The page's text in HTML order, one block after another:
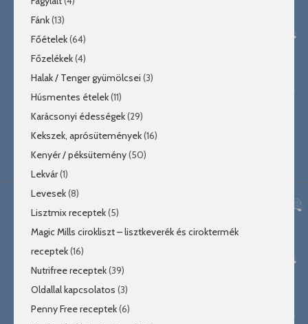
Fánk(13)
Főételek(64)
Főzelékek(4)
Halak / Tenger gyümölcsei (3)
Húsmentes ételek(11)
Karácsonyi édességek(29)
Kekszek, aprósütemények(16)
Kenyér / péksütemény(50)
Lekvár(1)
Levesek(8)
Lisztmix receptek(5)
Magic Mills cirokliszt – lisztkeverék és ciroktermék
receptek(16)
Nutrifree receptek(39)
Oldallal kapcsolatos (3)
Penny Free receptek(6)